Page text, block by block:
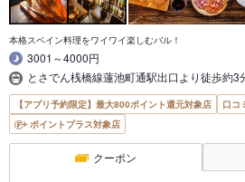
本格スペイン料理をワイワイ楽しむバル！
3001～4000円
とさでん桟橋線蓮池町通駅出口より徒歩約3
【アプリ予約限定】最大800ポイント還元対象店 口コ
ポイントプラス対象店
クーポン